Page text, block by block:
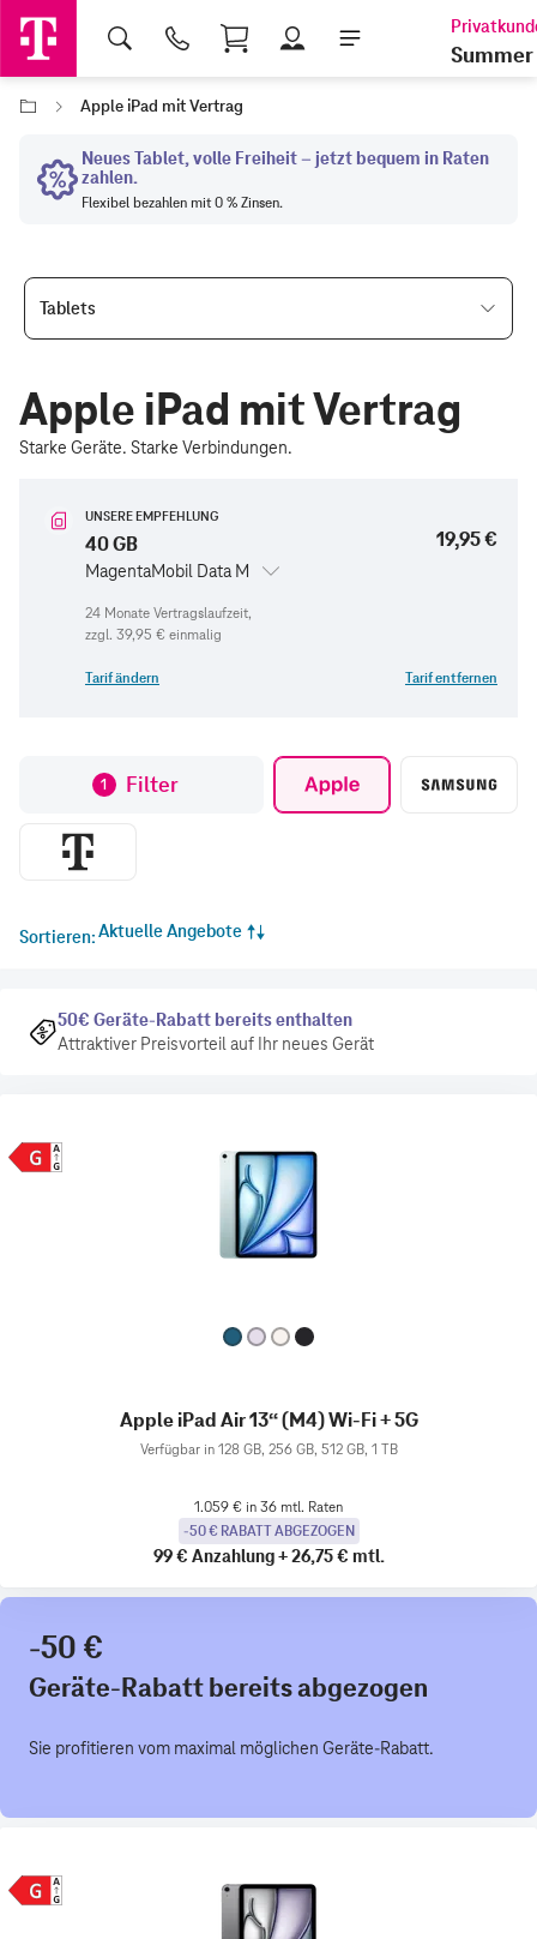
Shopping Cart
Summer
Apple iPad mit Vertrag
Tablets
Apple iPad mit Vertrag
Starke Geräte. Starke Verbindungen.
UNSERE EMPFEHLUNG
40 GB
MagentaMobil Data M
19,95 €
zzgl. 39,95 € einmalig
Tarif ändern Tarif entfernen
1 Filter
Sortieren Aktuelle Angebote
50€ Geräte-Rabatt bereits enthalten
Attraktiver Preisvorteil auf Ihr neues Gerät
Apple iPad Air 13“ (M4) Wi-Fi + 5G
Verfügbar in 128 GB, 256 GB, 512 GB, 1 TB
1.059 € in 36 mtl. Raten
-50 € RABATT ABGEZOGEN
99 € Anzahlung+26,75 € mtl.
-50 €
Geräte-Rabatt bereits abgezogen
Sie profitieren vom maximal möglichen Geräte-Rabatt.